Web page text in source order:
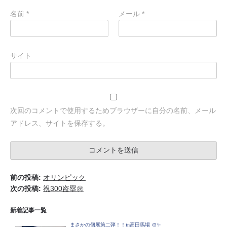
名前 * メール*
サイト
次回のコメントで使用するためブラウザーに自分の名前、メール
アドレス、サイトを保存する。
前の投稿: オリンピック
次の投稿: 祝300盗塁㊗️
新着記事一覧
まさかの個展第二弾！！in高田馬場 🎨✨